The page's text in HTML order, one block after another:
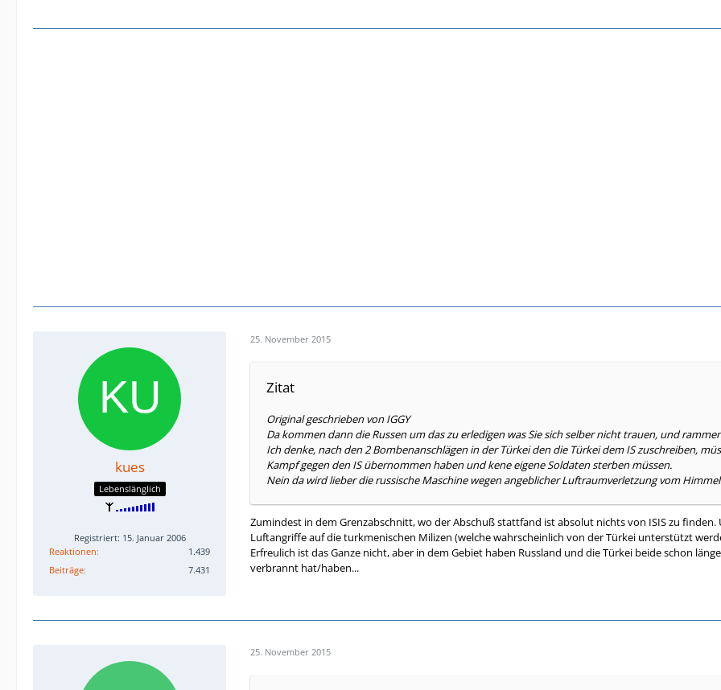
kues
Lebenslänglich
Registriert: 15. Januar 2006
Reaktionen
1.439
Beiträge
7.431
25. November 2015
Zitat
Original geschrieben von IGGY
Da kommen dann die Russen um das zu erledigen was Sie sich selber nicht trauen, und
Ich denke, nach den 2 Bombenanschlägen in der Türkei den die Türkei dem IS zuschreiben,
Kampf gegen den IS übernommen haben und kene eigene Soldaten sterben müssen.
Nein da wird lieber die russische Maschine wegen angeblicher Luftraumverletzung vom
Zumindest in dem Grenzabschnitt, wo der Abschuß stattfand ist absolut nichts von ISIS zu
Luftangriffe auf die turkmenischen Milizen (welche wahrscheinlich von der Türkei unterstützt
Erfreulich ist das Ganze nicht, aber in dem Gebiet haben Russland und die Türkei beide schon
verbrannt hat/haben...
25. November 2015